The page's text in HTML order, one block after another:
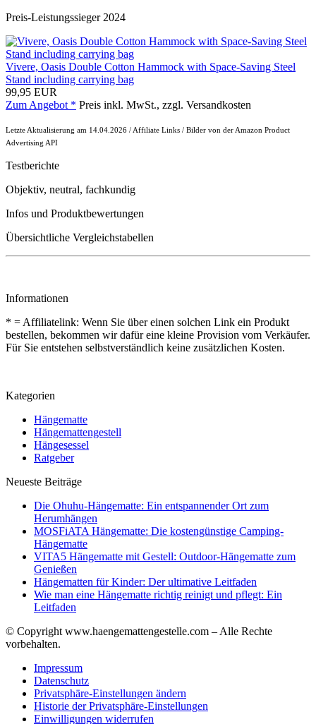
Preis-Leistungssieger 2024
Vivere, Oasis Double Cotton Hammock with Space-Saving Steel
Stand including carrying bag
99,95 EUR
Zum Angebot * Preis inkl. MwSt., zzgl. Versandkosten
Letzte Aktualisierung am 14.04.2026 / Affiliate Links / Bilder von der Amazon Product
Advertising API
Testberichte
Objektiv, neutral, fachkundig
Infos und Produktbewertungen
Übersichtliche Vergleichstabellen
Informationen
* = Affiliatelink: Wenn Sie über einen solchen Link ein Produkt
bestellen, bekommen wir dafür eine kleine Provision vom Verkäufer.
Für Sie entstehen selbstverständlich keine zusätzlichen Kosten.
Kategorien
Hängematte
Hängemattengestell
Hängesessel
Ratgeber
Neueste Beiträge
Die Ohuhu-Hängematte: Ein entspannender Ort zum
Herumhängen
MOSFiATA Hängematte: Die kostengünstige Camping-
Hängematte
VITA5 Hängematte mit Gestell: Outdoor-Hängematte zum
Genießen
Hängematten für Kinder: Der ultimative Leitfaden
Wie man eine Hängematte richtig reinigt und pflegt: Ein
Leitfaden
© Copyright www.haengemattengestelle.com – Alle Rechte
vorbehalten.
Impressum
Datenschutz
Privatsphäre-Einstellungen ändern
Historie der Privatsphäre-Einstellungen
Einwilligungen widerrufen